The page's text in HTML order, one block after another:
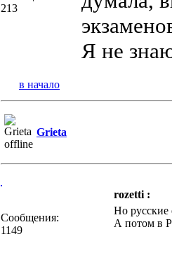
213
Я не
в начало
Grieta
Сообщения:
1149
rozetti :
Но русские
А потом в